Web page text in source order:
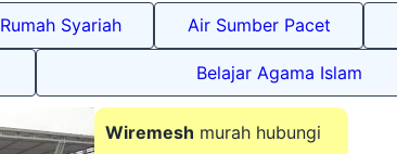
Rumah Syariah Air Sumber Pacet
Belajar Agama Islam
Wiremesh murah hubungi